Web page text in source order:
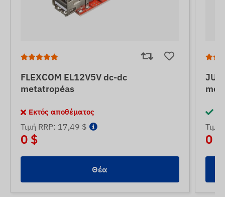
FLEXCOM EL12V5V dc-dc
metatropéas
Εκτός αποθέματος
Τιμή RRP: 17,49 $
0 $
Θέα
Τιμή
0 $